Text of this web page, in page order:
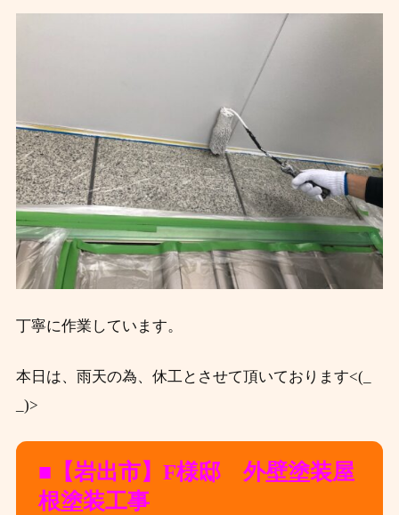
丁寧に作業しています。
本日は、雨天の為、休工とさせて頂いております<(_
_)>
■【岩出市】F様邸 外壁塗装屋
根塗装工事